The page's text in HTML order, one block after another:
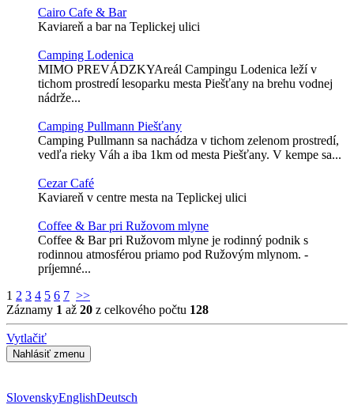
Cairo Cafe & Bar
Kaviareň a bar na Teplickej ulici
Camping Lodenica
MIMO PREVÁDZKYAreál Campingu Lodenica leží v
tichom prostredí lesoparku mesta Piešťany na brehu vodnej
nádrže...
Camping Pullmann Piešťany
Camping Pullmann sa nachádza v tichom zelenom prostredí,
vedľa rieky Váh a iba 1km od mesta Piešťany. V kempe sa...
Cezar Café
Kaviareň v centre mesta na Teplickej ulici
Coffee & Bar pri Ružovom mlyne
Coffee & Bar pri Ružovom mlyne je rodinný podnik s
rodinnou atmosférou priamo pod Ružovým mlynom. -
príjemné...
1 2 3 4 5 6 7 >>
Záznamy 1 až 20 z celkového počtu 128
Vytlačiť
SlovenskyEnglishDeutsch